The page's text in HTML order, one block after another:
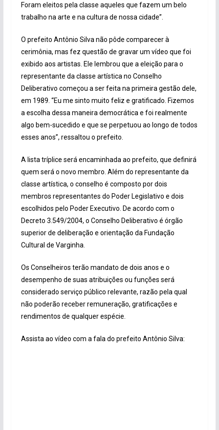
Foram eleitos pela classe aqueles que fazem um belo
trabalho na arte e na cultura de nossa cidade”.
O prefeito Antônio Silva não pôde comparecer à
cerimônia, mas fez questão de gravar um vídeo que foi
exibido aos artistas. Ele lembrou que a eleição para o
representante da classe artística no Conselho
Deliberativo começou a ser feita na primeira gestão dele,
em 1989. “Eu me sinto muito feliz e gratificado. Fizemos
a escolha dessa maneira democrática e foi realmente
algo bem-sucedido e que se perpetuou ao longo de todos
esses anos”, ressaltou o prefeito.
A lista tríplice será encaminhada ao prefeito, que definirá
quem será o novo membro. Além do representante da
classe artística, o conselho é composto por dois
membros representantes do Poder Legislativo e dois
escolhidos pelo Poder Executivo. De acordo com o
Decreto 3.549/2004, o Conselho Deliberativo é órgão
superior de deliberação e orientação da Fundação
Cultural de Varginha.
Os Conselheiros terão mandato de dois anos e o
desempenho de suas atribuições ou funções será
considerado serviço público relevante, razão pela qual
não poderão receber remuneração, gratificações e
rendimentos de qualquer espécie.
Assista ao vídeo com a fala do prefeito Antônio Silva: